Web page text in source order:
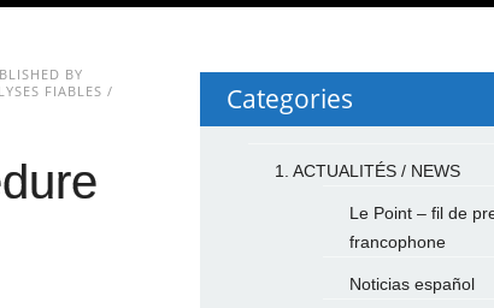
BY
FIABLES /
Categories
1. ACTUALITÉS / NEWS
Le Point – fil de
francophone
Noticias español